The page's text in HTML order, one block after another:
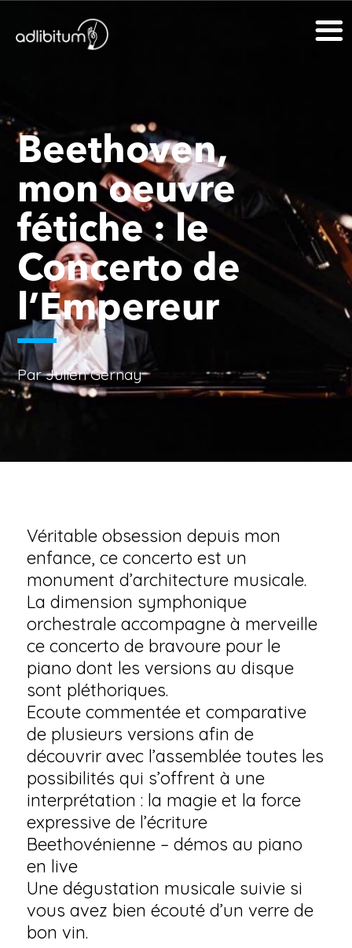
Beethoven,
mon oeuvre
fétiche : le
Concerto de
l’Empereur
Par Julien Gernay
Véritable obsession depuis mon
enfance, ce concerto est un
monument d’architecture musicale.
La dimension symphonique
orchestrale accompagne à merveille
ce concerto de bravoure pour le
piano dont les versions au disque
sont pléthoriques.
Ecoute commentée et comparative
de plusieurs versions afin de
découvrir avec l’assemblée toutes les
possibilités qui s’offrent à une
interprétation : la magie et la force
expressive de l’écriture
Beethovénienne – démos au piano
en live
Une dégustation musicale suivie si
vous avez bien écouté d’un verre de
bon vin.